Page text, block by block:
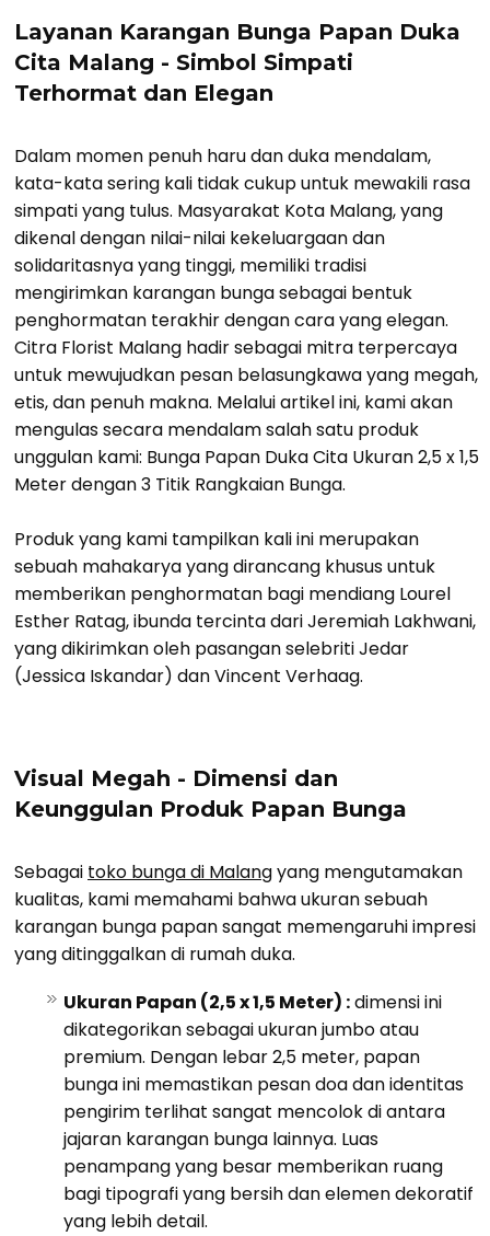
Layanan Karangan Bunga Papan Duka
Cita Malang - Simbol Simpati
Terhormat dan Elegan
Dalam momen penuh haru dan duka mendalam,
kata-kata sering kali tidak cukup untuk mewakili rasa
simpati yang tulus. Masyarakat Kota Malang, yang
dikenal dengan nilai-nilai kekeluargaan dan
solidaritasnya yang tinggi, memiliki tradisi
mengirimkan karangan bunga sebagai bentuk
penghormatan terakhir dengan cara yang elegan.
Citra Florist Malang hadir sebagai mitra terpercaya
untuk mewujudkan pesan belasungkawa yang megah,
etis, dan penuh makna. Melalui artikel ini, kami akan
mengulas secara mendalam salah satu produk
unggulan kami: Bunga Papan Duka Cita Ukuran 2,5 x 1,5
Meter dengan 3 Titik Rangkaian Bunga.
Produk yang kami tampilkan kali ini merupakan
sebuah mahakarya yang dirancang khusus untuk
memberikan penghormatan bagi mendiang Lourel
Esther Ratag, ibunda tercinta dari Jeremiah Lakhwani,
yang dikirimkan oleh pasangan selebriti Jedar
(Jessica Iskandar) dan Vincent Verhaag.
Visual Megah - Dimensi dan
Keunggulan Produk Papan Bunga
Sebagai toko bunga di Malangyang mengutamakan
kualitas, kami memahami bahwa ukuran sebuah
karangan bunga papan sangat memengaruhi impresi
yang ditinggalkan di rumah duka.
Ukuran Papan (2,5 x 1,5 Meter) :dimensi ini
dikategorikan sebagai ukuran jumbo atau
premium. Dengan lebar 2,5 meter, papan
bunga ini memastikan pesan doa dan identitas
pengirim terlihat sangat mencolok di antara
jajaran karangan bunga lainnya. Luas
penampang yang besar memberikan ruang
bagi tipografi yang bersih dan elemen dekoratif
yang lebih detail.